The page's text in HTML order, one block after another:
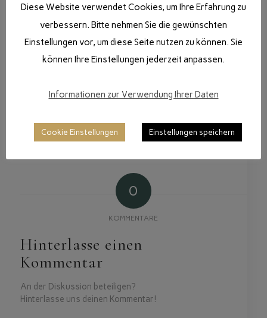
30. MÄRZ 2020
/ 0 KOMMENTARE
Eintrag teilen
0
KOMMENTARE
Hinterlasse einen
Kommentar
An der Diskussion beteiligen?
Hinterlasse uns deinen Kommentar!
Diese Website verwendet Cookies, um Ihre Erfahrung zu
verbessern. Bitte nehmen Sie die gewünschten
Einstellungen vor, um diese Seite nutzen zu können. Sie
können Ihre Einstellungen jederzeit anpassen.
Informationen zur Verwendung Ihrer Daten
Cookie Einstellungen Einstellungen speichern